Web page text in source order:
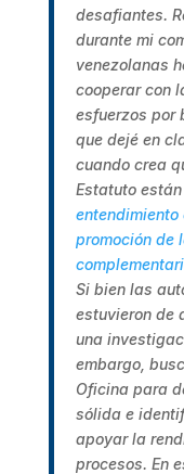
desafiantes.
durante mi
venezolanas
cooperar con
esfuerzos por
que dejé en
cuando crea
Estatuto
entendimiento
promoción de
Si bien las
estuvieron de
una
embargo,
Oficina para
sólida e
apoyar la
procesos. En